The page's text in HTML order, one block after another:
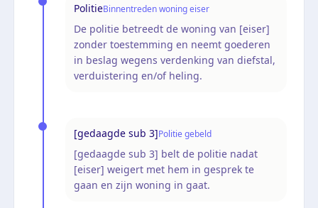
PolitieBinnentreden woning eiser
De politie betreedt de woning van [eiser]
zonder toestemming en neemt goederen
in beslag wegens verdenking van diefstal,
verduistering en/of heling.
[gedaagde sub 3]Politie gebeld
[gedaagde sub 3] belt de politie nadat
[eiser] weigert met hem in gesprek te
gaan en zijn woning in gaat.